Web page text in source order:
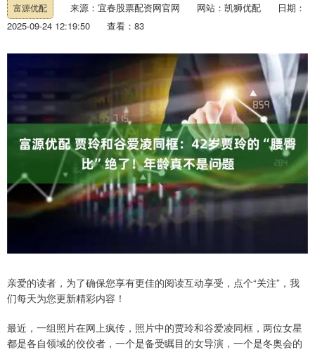
富源优配 来源：宜春股票配资网官网 网站：凯狮优配
日期：
2025-09-24 12:19:50
查看：83
亲爱的读者，为了确保您享有更佳的阅读互动享受，点个“关注”，我
们每天为您更新精彩内容！
最近，一组照片在网上疯传，照片中的贾玲和谷爱凌同框，两位女星
都是各自领域的佼佼者，一个是备受瞩目的女导演，一个是冬奥会的